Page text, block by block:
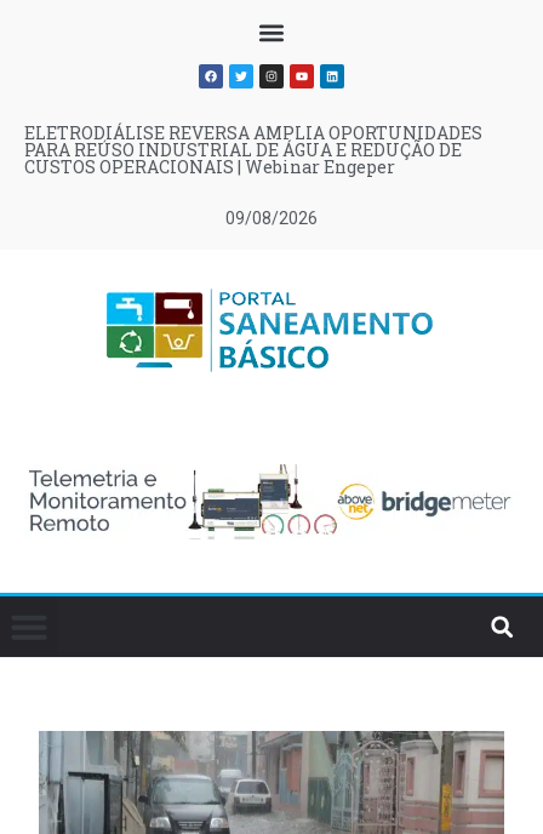
09/08/2026
ELETRODIÁLISE REVERSA AMPLIA OPORTUNIDADES
PARA REÚSO INDUSTRIAL DE ÁGUA E REDUÇÃO DE
CUSTOS OPERACIONAIS | Webinar Engeper